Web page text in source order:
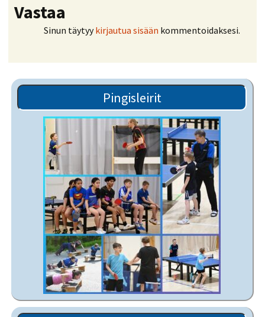
Vastaa
Sinun täytyykirjautua sisään kommentoidaksesi.
Pingisleirit